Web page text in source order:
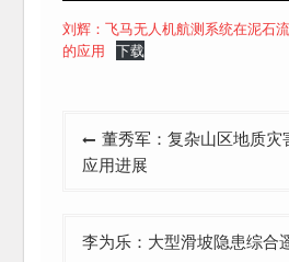
刘辉：飞马无人机航测系统在泥石
的应用
下载
章
董秀军：复杂山区地质灾
应用进展
李为乐：大型滑坡隐患综合